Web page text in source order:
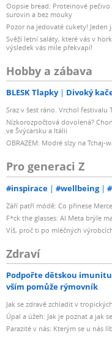
Oopsie bread: Proteinové
surovin a bez mouky
Pozor na jedovaté cukety!
Svěží letní saláty, které vás v
výsledek vás mile překvapí!
Hobby a zábava
BLESK Tlapky Divoký
Sraz v šest ráno. Vrchol festivalu
Nízkorozpočtová dovolená?
ve Švýcarsku a Itálii
OBRAZEM: Modré slzy na
Pro generaci Z
#inspirace #wellbeing
Září patří módě: Co přinese
F*ck the glasses: AI Meta brýle
Víš, proč ti po mléčných
Zdraví
Podpořte dětskou imunitu
vším pomůže rýmovník
Jak se zdravě zchladit v
Úpal a úžeh: Jak je poznat a jak
Parazité v nás: Kterým se u nás